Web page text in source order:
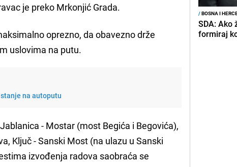
je preko Mrkonjić Grada.
oprezno, da obavezno drže
uslovima na putu.
na autoputu
- Mostar (most Begića i Begovića),
Ključ - Sanski Most (na ulazu u Sanski
izvođenja radova saobraća se
/BOSNA I
SDA: Ako
formiraj